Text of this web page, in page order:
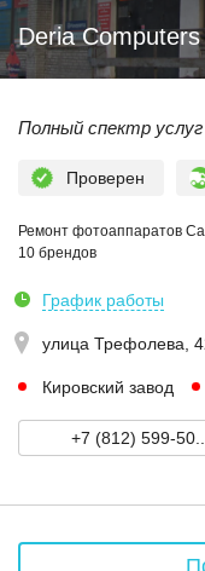
Deria
Полный спектр
Проверен
Ремонт фотоаппаратов
10 брендов
График работы
улица Трефолева,
Кировский завод
+7 (812) 599-50...